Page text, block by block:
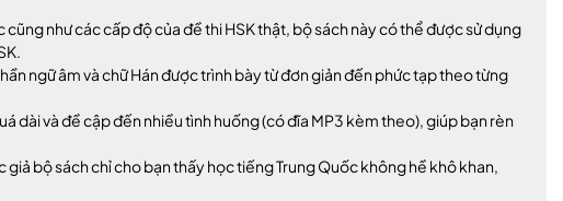
như các cấp độ của đề thi HSK thật, bộ sách này có thể được sử dụng
ngữ âm và chữ Hán được trình bày từ đơn giản đến phức tạp theo từng
và đề cập đến nhiều tình huống (có đĩa MP3 kèm theo), giúp bạn rèn
bộ sách chỉ cho bạn thấy học tiếng Trung Quốc không hề khô khan,